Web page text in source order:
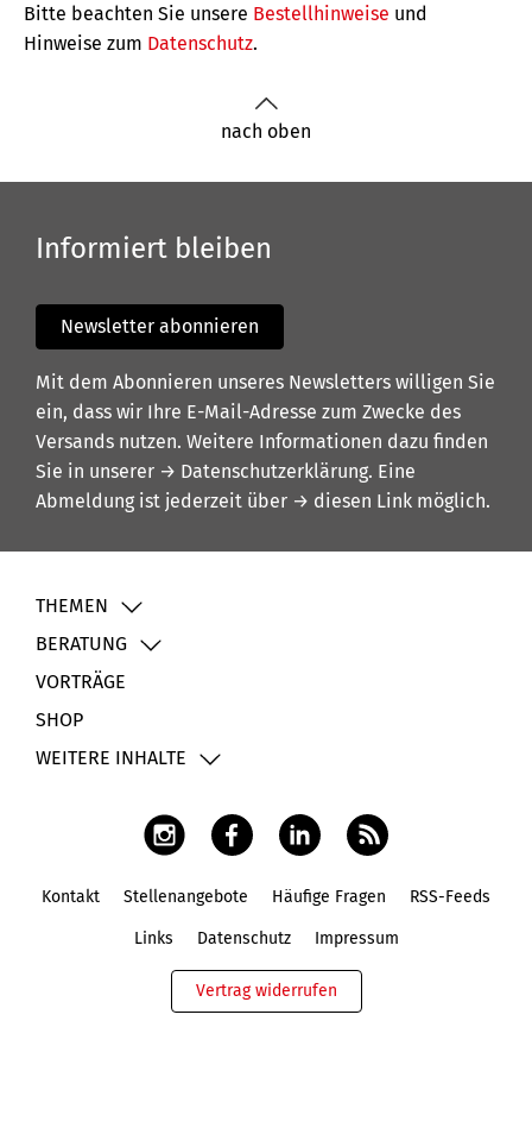
Bitte beachten Sie unsere Bestellhinweise und
Hinweise zum Datenschutz.
nach oben
Informiert bleiben
Newsletter abonnieren
Mit dem Abonnieren unseres Newsletters willigen Sie
ein, dass wir Ihre E-Mail-Adresse zum Zwecke des
Versands nutzen. Weitere Informationen dazu finden
Sie in unserer → Datenschutzerklärung. Eine
Abmeldung ist jederzeit über → diesen Link möglich.
THEMEN
BERATUNG
VORTRÄGE
SHOP
WEITERE INHALTE
Kontakt Stellenangebote Häufige Fragen RSS-Feeds
Links Datenschutz Impressum
Vertrag widerrufen